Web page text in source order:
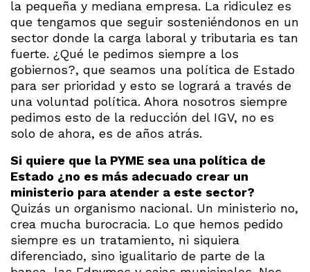
la pequeña y mediana empresa. La ridiculez es
que tengamos que seguir sosteniéndonos en un
sector donde la carga laboral y tributaria es tan
fuerte. ¿Qué le pedimos siempre a los
gobiernos?, que seamos una política de Estado
para ser prioridad y esto se logrará a través de
una voluntad política. Ahora nosotros siempre
pedimos esto de la reducción del IGV, no es
solo de ahora, es de años atrás.
Si quiere que la PYME sea una política de
Estado ¿no es más adecuado crear un
ministerio para atender a este sector?
Quizás un organismo nacional. Un ministerio no,
crea mucha burocracia. Lo que hemos pedido
siempre es un tratamiento, ni siquiera
diferenciado, sino igualitario de parte de la